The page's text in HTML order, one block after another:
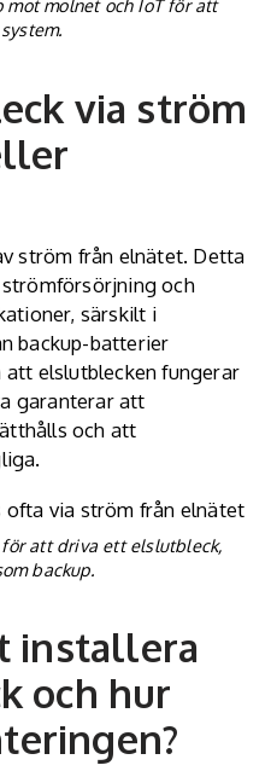
mot molnet och IoT för att
via ström
ström från elnätet. Detta
och
särskilt i
backup-batterier
elslutblecken fungerar
garanterar att
och att
att driva ett elslutbleck,
backup.
installera
och hur